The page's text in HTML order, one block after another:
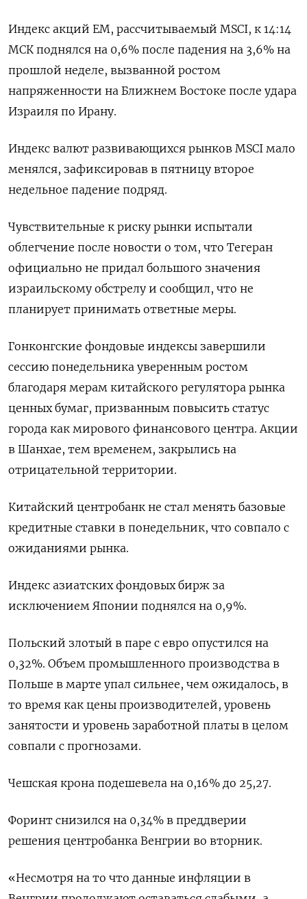
Индекс акций ЕМ, рассчитываемый MSCI, к 14:14
МСК поднялся на 0,6% после падения на 3,6% на
прошлой неделе, вызванной ростом
напряженности на Ближнем Востоке после удара
Израиля по Ирану.
Индекс валют развивающихся рынков MSCI мало
менялся, зафиксировав в пятницу второе
недельное падение подряд.
Чувствительные к риску рынки испытали
облегчение после новости о том, что Тегеран
официально не придал большого значения
израильскому обстрелу и сообщил, что не
планирует принимать ответные меры.
Гонконгские фондовые индексы завершили
сессию понедельника уверенным ростом
благодаря мерам китайского регулятора рынка
ценных бумаг, призванным повысить статус
города как мирового финансового центра. Акции
в Шанхае, тем временем, закрылись на
отрицательной территории.
Китайский центробанк не стал менять базовые
кредитные ставки в понедельник, что совпало с
ожиданиями рынка.
Индекс азиатских фондовых бирж за
исключением Японии поднялся на 0,9%.
Польский злотый в паре с евро опустился на
0,32%. Объем промышленного производства в
Польше в марте упал сильнее, чем ожидалось, в
то время как цены производителей, уровень
занятости и уровень заработной платы в целом
совпали с прогнозами.
Чешская крона подешевела на 0,16% до 25,27.
Форинт снизился на 0,34% в преддверии
решения центробанка Венгрии во вторник.
«Несмотря на то что данные инфляции в